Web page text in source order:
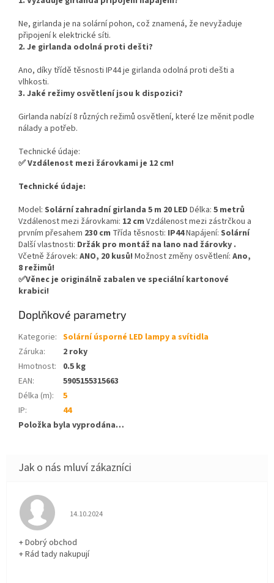
Ne, girlanda je na solární pohon, což znamená, že nevyžaduje
připojení k elektrické síti.
2. Je girlanda odolná proti dešti?
Ano, díky třídě těsnosti IP44 je girlanda odolná proti dešti a
vlhkosti.
3. Jaké režimy osvětlení jsou k dispozici?
Girlanda nabízí 8 různých režimů osvětlení, které lze měnit podle
nálady a potřeb.
Technické údaje:
✅ Vzdálenost mezi žárovkami je 12 cm!
Technické údaje:
Model: Solární zahradní girlanda 5 m 20 LED Délka: 5 metrů
Vzdálenost mezi žárovkami: 12 cm Vzdálenost mezi zástrčkou a
prvním přesahem 230 cm Třída těsnosti: IP44Napájení: Solární
Další vlastnosti: Držák pro montáž na lano nad žárovky .
Včetně žárovek: ANO, 20 kusů! Možnost změny osvětlení: Ano,
8 režimů!
✅Věnec je originálně zabalen ve speciální kartonové
krabici!
Doplňkové parametry
Kategorie: Solární úsporné LED lampy a svítidla
Záruka:
2 roky
Hmotnost:
0.5 kg
EAN:
5905155315663
Délka (m):
5
IP:
44
Položka byla vyprodána…
Hodnocení obchodu je 5 z 5 hvězdiček.
14.10.2024
+ Dobrý obchod
+ Rád tady nakupují